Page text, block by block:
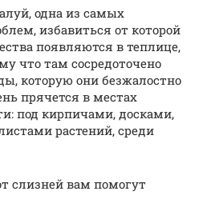
одна из самых
избавиться от которой
появляются в теплице,
что там сосредоточено
которую они безжалостно
прячется в местах
под кирпичами, досками,
растений, среди
слизней вам помогут